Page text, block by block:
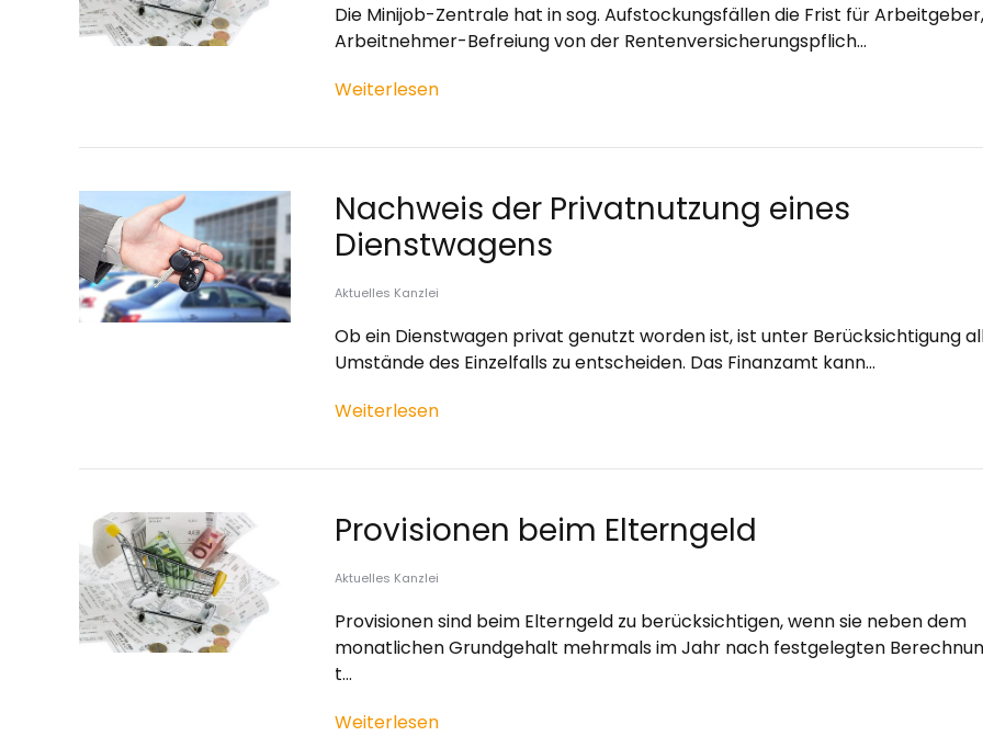
Die Minijob-Zentrale hat in sog. Aufstockungsfällen die Frist für
Arbeitnehmer-Befreiung von der Rentenversicherungspflich…
Weiterlesen
Nachweis der Privatnutzung eines
Dienstwagens
Aktuelles Kanzlei
Ob ein Dienstwagen privat genutzt worden ist, ist unter Berücksichtigung
Umstände des Einzelfalls zu entscheiden. Das Finanzamt kann…
Weiterlesen
Provisionen beim Elterngeld
Aktuelles Kanzlei
Provisionen sind beim Elterngeld zu berücksichtigen, wenn sie neben dem
monatlichen Grundgehalt mehrmals im Jahr nach festgelegten
t…
Weiterlesen